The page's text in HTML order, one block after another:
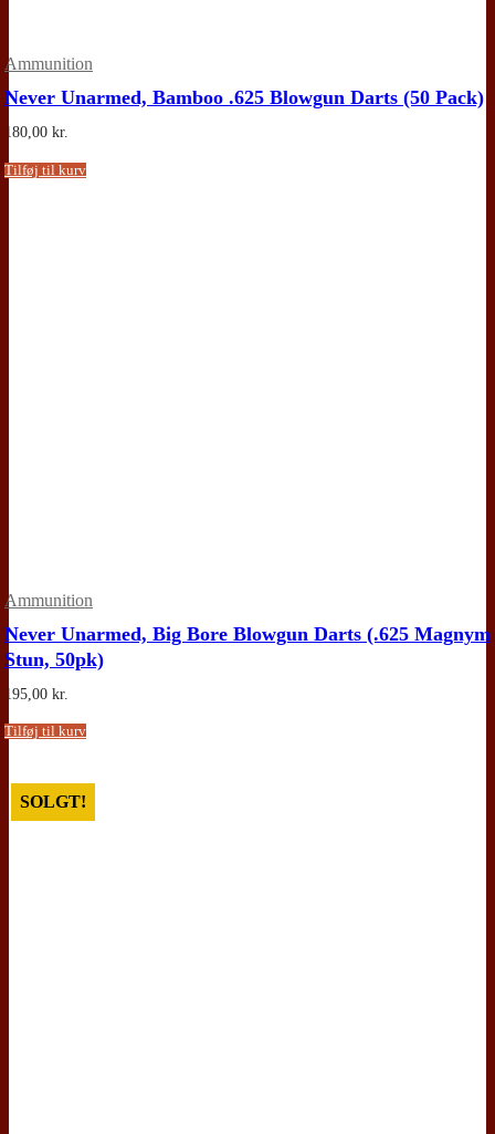
Ammunition
Never Unarmed, Bamboo .625 Blowgun Darts (50 Pack)
180,00 kr.
Tilføj til kurv
Ammunition
Never Unarmed, Big Bore Blowgun Darts (.625 Magnym
Stun, 50pk)
195,00 kr.
Tilføj til kurv
SOLGT!